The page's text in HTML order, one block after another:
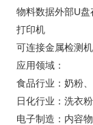
物料数据外部U
打印机
可连接金属检测
应用领域：
食品行业：奶粉
日化行业：洗衣
电子制造：内容